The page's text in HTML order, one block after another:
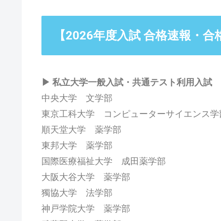
【2026年度入試 合格速報・合
▶ 私立大学一般入試・共通テスト利用入試
中央大学 文学部
東京工科大学 コンピューターサイエンス学
順天堂大学 薬学部
東邦大学 薬学部
国際医療福祉大学 成田薬学部
大阪大谷大学 薬学部
獨協大学 法学部
神戸学院大学 薬学部